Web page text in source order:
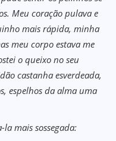
Meu coração pulava e
mais rápida, minha
meu corpo estava me
o queixo no seu
castanha esverdeada,
espelhos da alma uma
mais sossegada: